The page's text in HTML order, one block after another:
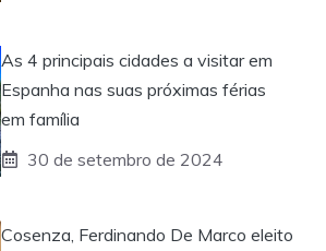
As 4 principais cidades a visitar em
Espanha nas suas próximas férias
em família
30 de setembro de 2024
Cosenza, Ferdinando De Marco eleito